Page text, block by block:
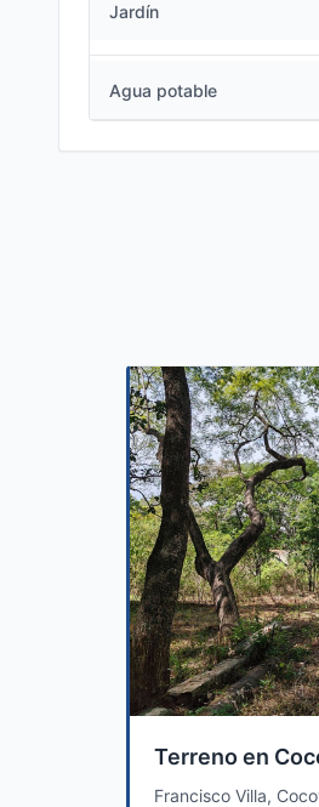
Jardín
Agua potable
Terreno en
Francisco Villa,